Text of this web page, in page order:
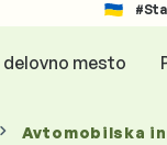
delovno mesto
Avtomobilska